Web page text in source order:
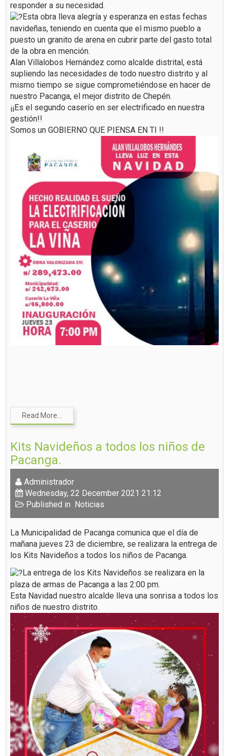
responder a su necesidad.
Esta obra lleva alegría y esperanza en estas fechas
navideñas, teniendo en cuenta que el mismo pueblo a
puesto un granito de arena en cubrir parte del gasto total
de la obra en mención.
Alan Villalobos Hernández como alcalde distrital, está
supliendo las necesidades de todo nuestro distrito y al
mismo tiempo se sigue comprometiéndose en hacer de
nuestro Pacanga, el mejor distrito de Chepén.
¡¡Es el segundo caserío en ser electrificado en nuestra
gestión!!
Somos un GOBIERNO QUE PIENSA EN TI !!
Read More...
Kits Navideños a todos los niños de
Pacanga.
Administrador
Wednesday, 22 December 2021 21:12
Published in Noticias
La Municipalidad de Pacanga comunica que el día de
mañana jueves 23 de diciembre, se realizara la entrega de
los Kits Navideños a todos los niños de Pacanga.
La entrega de los Kits Navideños se realizara en la
plaza de armas de Pacanga a las 2:00 pm.
Esta Navidad nuestro alcalde lleva una sonrisa a todos los
niños de nuestro distrito.